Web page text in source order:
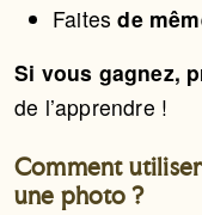
Faitesde
Si vous gagnez,
de l’apprendre !
Comment
une photo ?